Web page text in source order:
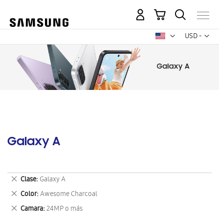
USD -
dólar
Mi carrito
Galaxy A
Clase Galaxy A
Eliminar
este
artículo
Color Awesome Charcoal
Eliminar
este
artículo
Camara 24MP o más
Eliminar